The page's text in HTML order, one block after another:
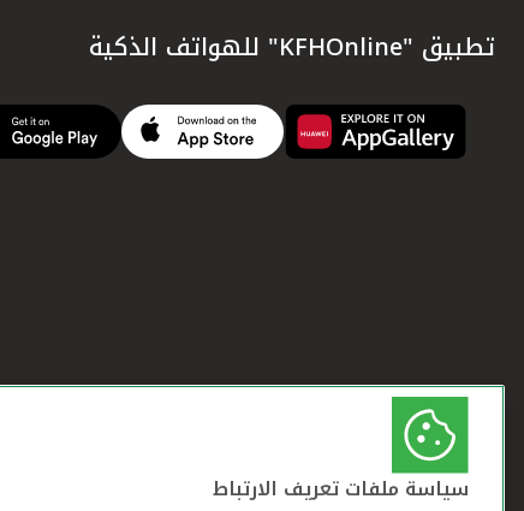
تطبيق "KFHOnline" للهواتف الذكية
سياسة ملفات تعريف الارتباط